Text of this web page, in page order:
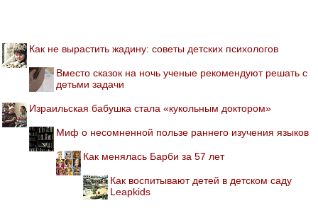
Как не вырастить жадину: советы детских психологов
Вместо сказок на ночь ученые рекомендуют решать с
детьми задачи
Израильская бабушка стала «кукольным доктором»
Миф о несомненной пользе раннего изучения языков
Как менялась Барби за 57 лет
Как воспитывают детей в детском саду
Leapkids